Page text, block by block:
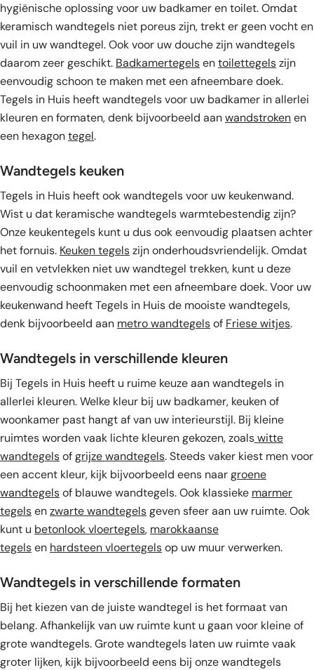
hygiënische oplossing voor uw badkamer en toilet. Omdat
keramisch wandtegels niet poreus zijn, trekt er geen vocht en
vuil in uw wandtegel. Ook voor uw douche zijn wandtegels
daarom zeer geschikt. Badkamertegelsentoilettegelszijn
eenvoudig schoon te maken met een afneembare doek.
Tegels in Huis heeft wandtegels voor uw badkamer in allerlei
kleuren en formaten, denk bijvoorbeeld aanwandstrokenen
een hexagontegel.
Wandtegels keuken
Tegels in Huis heeft ook wandtegels voor uw keukenwand.
Wist u dat keramische wandtegels warmtebestendig zijn?
Onze keukentegels kunt u dus ook eenvoudig plaatsen achter
het fornuis. Keuken tegelszijn onderhoudsvriendelijk. Omdat
vuil en vetvlekken niet uw wandtegel trekken, kunt u deze
eenvoudig schoonmaken met een afneembare doek. Voor uw
keukenwand heeft Tegels in Huis de mooiste wandtegels,
denk bijvoorbeeld aan metro wandtegelsof Friese witjes.
Wandtegels in verschillende kleuren
Bij Tegels in Huis heeft u ruime keuze aan wandtegels in
allerlei kleuren. Welke kleur bij uw badkamer, keuken of
woonkamer past hangt af van uw interieurstijl. Bij kleine
ruimtes worden vaak lichte kleuren gekozen, zoalswitte
wandtegelsofgrijze wandtegels. Steeds vaker kiest men voor
een accent kleur, kijk bijvoorbeeld eens naargroene
wandtegelsof blauwe wandtegels. Ook klassieke marmer
tegelsenzwarte wandtegelsgeven sfeer aan uw ruimte. Ook
kunt u betonlook vloertegels, marokkaanse
tegelsen hardsteen vloertegelsop uw muur verwerken.
Wandtegels in verschillende formaten
Bij het kiezen van de juiste wandtegel is het formaat van
belang. Afhankelijk van uw ruimte kunt u gaan voor kleine of
grote wandtegels. Grote wandtegels laten uw ruimte vaak
groter lijken, kijk bijvoorbeeld eens bij onze wandtegels